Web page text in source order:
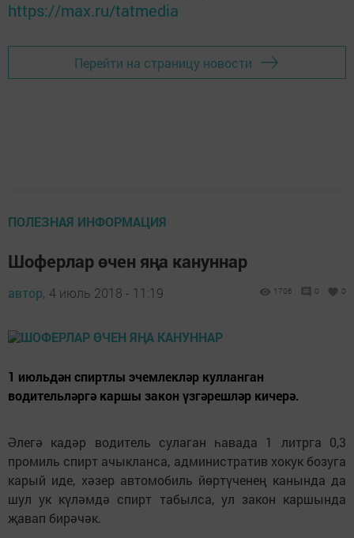
https://max.ru/tatmedia
Перейти на страницу новости
ПОЛЕЗНАЯ ИНФОРМАЦИЯ
Шоферлар өчен яңа кануннар
автор, 4 июль 2018 - 11:19 1706 0 0
1 июльдән спиртлы эчемлекләр кулланган
водительләргә каршы закон үзгәрешләр кичерә.
Әлегә кадәр водитель сулаган һавада 1 литрга 0,3
промиль спирт ачыкланса, административ хокук бозуга
карый иде, хәзер автомобиль йөртүченең канында да
шул ук күләмдә спирт табылса, ул закон каршында
җавап бирәчәк.